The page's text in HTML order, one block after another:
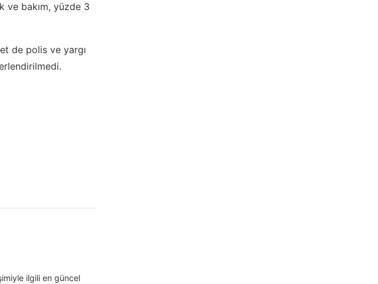
ve bakım, yüzde 3
de polis ve yargı
ilgili en güncel